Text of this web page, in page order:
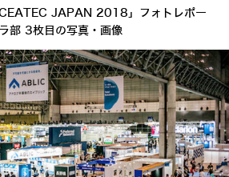
CEATEC JAPAN 2018」フォトレポー
部 3枚目の写真・画像